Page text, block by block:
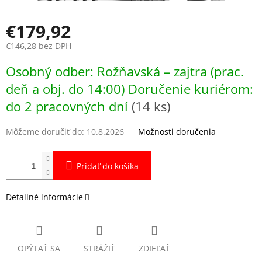
€179,92
€146,28 bez DPH
cena:
Osobný odber: Rožňavská – zajtra (prac.
deň a obj. do 14:00) Doručenie kuriérom:
do 2 pracovných dní (14 ks)
Môžeme doručiť do: 10.8.2026 Možnosti doručenia
Pridať do košíka
Detailné informácie
OPÝTAŤ SA STRÁŽIŤ ZDIEĽAŤ